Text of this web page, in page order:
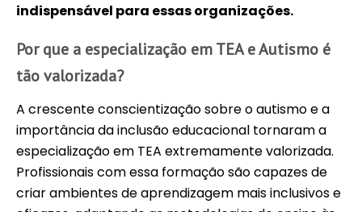
indispensável para essas organizações.
Por que a especialização em TEA e Autismo é
tão valorizada?
A crescente conscientização sobre o autismo e a
importância da inclusão educacional tornaram a
especialização em TEA extremamente valorizada.
Profissionais com essa formação são capazes de
criar ambientes de aprendizagem mais inclusivos e